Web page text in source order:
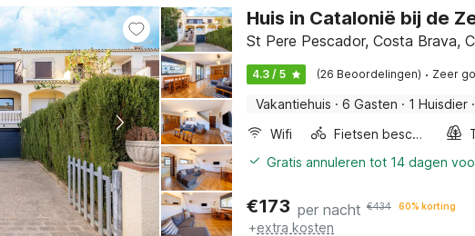
Huis in Catalonië bij de
St Pere Pescador, Costa Brava,
4.3 / 5 (26 Beoordelingen) · Zeer
Vakantiehuis · 6 Gasten · 1 Huisdier ·
Wifi
Fietsen beschikbaar
Gratis annuleren tot 14 dagen
€173 per nacht €434 60% korting
+extra kosten